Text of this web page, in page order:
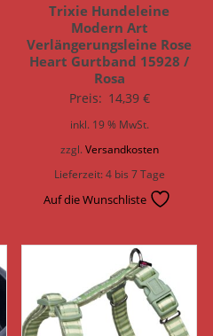
Trixie Hundeleine
Modern Art
Verlängerungsleine Rose
Heart Gurtband 15928 /
Rosa
Preis: 14,39 €
inkl. 19 % MwSt.
zzgl. Versandkosten
Lieferzeit:4 bis 7 Tage
Auf die Wunschliste